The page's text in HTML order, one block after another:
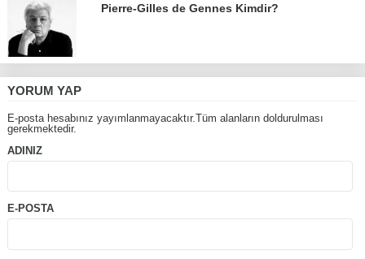
Pierre-Gilles de Gennes Kimdir?
YORUM YAP
E-posta hesabınız yayımlanmayacaktır.Tüm alanların doldurulması
gerekmektedir.
ADINIZ
E-POSTA